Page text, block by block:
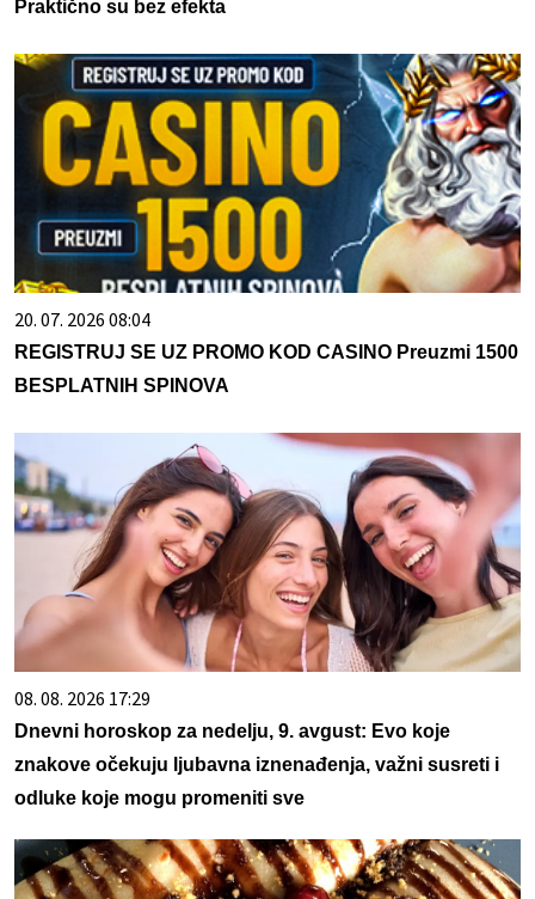
Praktično su bez efekta
20. 07. 2026 08:04
REGISTRUJ SE UZ PROMO KOD CASINO Preuzmi 1500
BESPLATNIH SPINOVA
08. 08. 2026 17:29
Dnevni horoskop za nedelju, 9. avgust: Evo koje
znakove očekuju ljubavna iznenađenja, važni susreti i
odluke koje mogu promeniti sve